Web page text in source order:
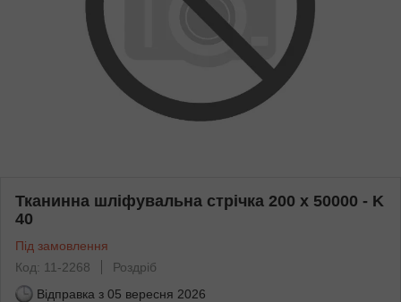
Тканинна шліфувальна стрічка 200 x 50000 - K
40
Під замовлення
Код: 11-2268
Роздріб
Відправка з 05 вересня 2026